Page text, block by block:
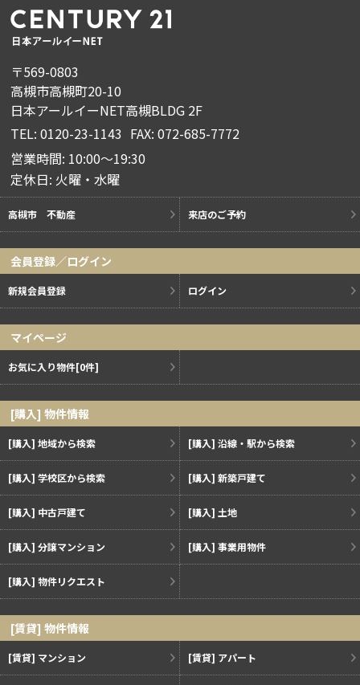
〒569-0803
高槻市高槻町20-10
日本アールイーNET高槻BLDG 2F
TEL: 0120-23-1143 FAX: 072-685-7772
営業時間: 10:00～19:30
定休日: 火曜・水曜
高槻市 不動産 来店のご予約
会員登録／ログイン
新規会員登録 ログイン
マイページ
お気に入り物件[0件]
[購入] 物件情報
[購入] 地域から検索 [購入] 沿線・駅から検索
[購入] 学校区から検索 [購入] 新築戸建て
[購入] 中古戸建て [購入] 土地
[購入] 分譲マンション [購入] 事業用物件
[購入] 物件リクエスト
[賃貸] 物件情報
[賃貸] マンション [賃貸] アパート